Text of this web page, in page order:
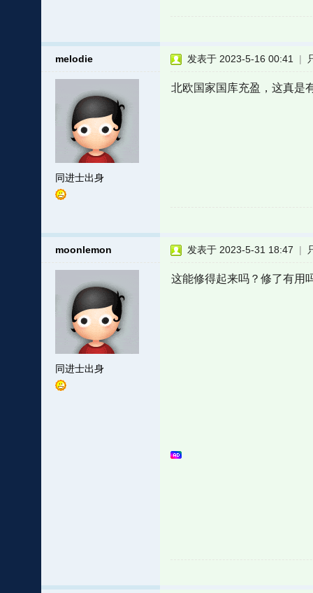
melodie
同进士出身
发表于 2023-5-16 00:41 |
北欧国家国库充盈，这真是
moonlemon
同进士出身
发表于 2023-5-31 18:47 |
这能修得起来吗？修了有用